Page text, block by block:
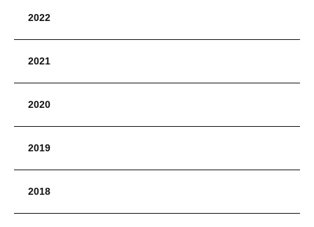
2022
2021
2020
2019
2018